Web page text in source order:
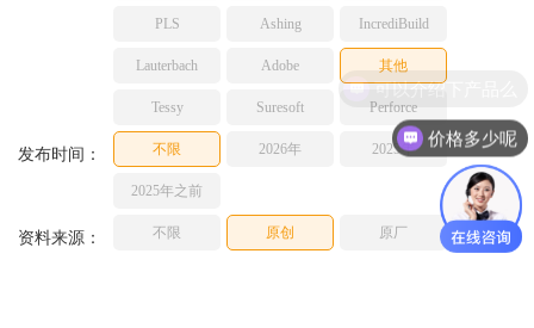
PLS Ashing IncrediBuild
Lauterbach Adobe 其他
Tessy Suresoft Perforce
发布时间： 不限 2026年 2025年
2025年之前
资料来源： 不限 原创 原厂
可以介绍下产品么
价格多少呢